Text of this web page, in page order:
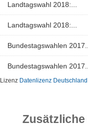
Landtagswahl 2018:...
Landtagswahl 2018:...
Bundestagswahlen 2017...
Bundestagswahlen 2017...
Lizenz Datenlizenz